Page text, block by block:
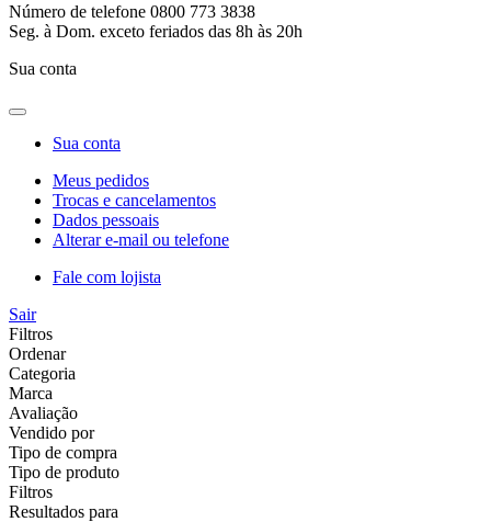
Número de telefone 0800 773 3838
Seg. à Dom. exceto feriados das 8h às 20h
Sua conta
Sua conta
Meus pedidos
Trocas e cancelamentos
Dados pessoais
Alterar e-mail ou telefone
Fale com lojista
Sair
Filtros
Ordenar
Categoria
Marca
Avaliação
Vendido por
Tipo de compra
Tipo de produto
Filtros
Resultados para